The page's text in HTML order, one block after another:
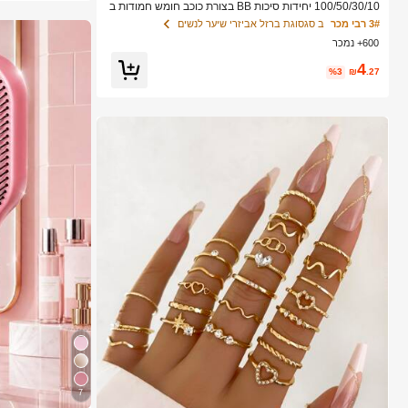
100/50/30/10 יחידות סיכות BB בצורת כוכב חומש חמודות ב
סגנון Y2K, סיכות שיער צבעוניות, אביזרי שיער בסיסיים - מתא
ים לבנות, לבית הספר, למסיבות, לספורט, אסתטי
3# רבי מכר
ב סגסוגת ברזל אביזרי שיער לנשים
600+ נמכר
₪4.27
%3
7